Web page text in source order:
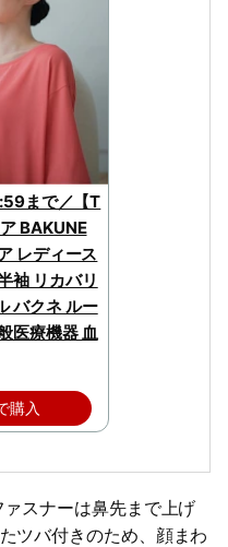
まで／【T
BAKUNE
レディース
袖 リカバリ
バクネ ルー
医療機器 血
購入
スナーは鼻先まで上げ
ツバ付きのため、顔まわ